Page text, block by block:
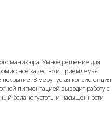
маникюра. Умное решение для
качество и приемлемая
В меру густая консистенция
пигментацией выводит работу с
баланс густоты и насыщенности